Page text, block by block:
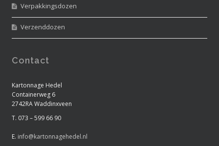
Verpakkingsdozen
Verzenddozen
Contact
Kartonnage Hedel
Containerweg 6
2742RA Waddinxveen
T. 073 – 599 66 90
E. info@kartonnagehedel.nl